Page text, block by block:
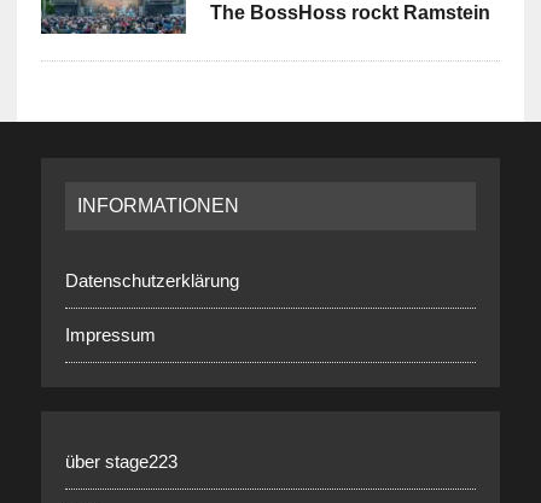
The BossHoss rockt Ramstein
INFORMATIONEN
Datenschutzerklärung
Impressum
über stage223